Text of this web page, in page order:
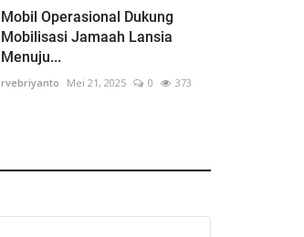
Mobil Operasional Dukung
Mobilisasi Jamaah Lansia
Menuju...
rvebriyanto Mei 21, 2025 0 373